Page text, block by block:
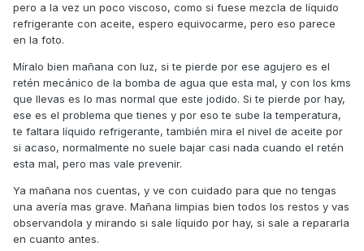
pero a la vez un poco viscoso, como si fuese mezcla de líquido
refrigerante con aceite, espero equivocarme, pero eso parece
en la foto.
Míralo bien mañana con luz, si te pierde por ese agujero es el
retén mecánico de la bomba de agua que esta mal, y con los kms
que llevas es lo mas normal que este jodido. Si te pierde por hay,
ese es el problema que tienes y por eso te sube la temperatura,
te faltara líquido refrigerante, también mira el nivel de aceite por
si acaso, normalmente no suele bajar casi nada cuando el retén
esta mal, pero mas vale prevenir.
Ya mañana nos cuentas, y ve con cuidado para que no tengas
una avería mas grave. Mañana limpias bien todos los restos y vas
observandola y mirando si sale líquido por hay, si sale a repararla
en cuanto antes.